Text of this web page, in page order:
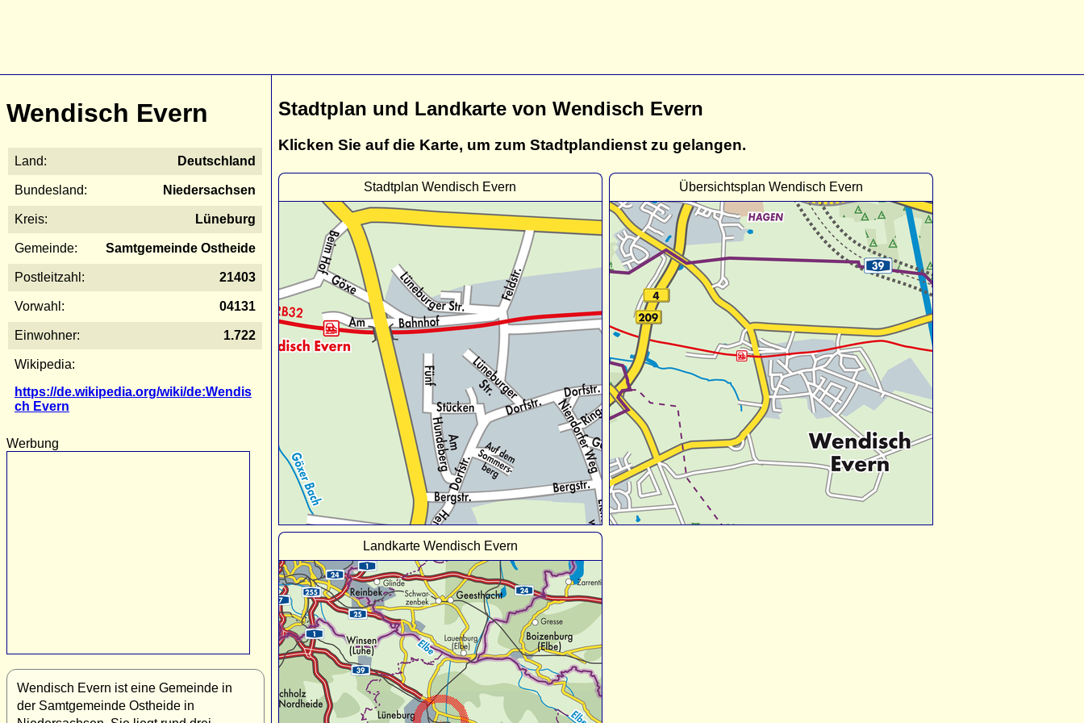
Wendisch Evern
Land: Deutschland
Bundesland: Niedersachsen
Kreis: Lüneburg
Gemeinde: Samtgemeinde Ostheide
Postleitzahl: 21403
Vorwahl: 04131
Einwohner: 1.722
Wikipedia:
https://de.wikipedia.org/wiki/de:Wendis
ch Evern
Werbung
Wendisch Evern ist eine Gemeinde in
der Samtgemeinde Ostheide in
Stadtplan und Landkarte von Wendisch Evern
Klicken Sie auf die Karte, um zum Stadtplandienst zu gelangen.
Stadtplan Wendisch Evern Übersichtsplan Wendisch Evern
Landkarte Wendisch Evern